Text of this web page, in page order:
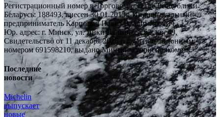
Регистрационный номер в Торговом реестре Республики
Беларусь: 188493, внесен 30.01.2015г. Индивидуальный
предприниматель Карпович Павел Владимирович.
Юр. адрес: г. Минск, ул. Янки Лучины, д.52, кв. 49,
Свидетельство от 11 декабря 2025 г. с регистрационным
номером 691598210, выдано Минским горисполкомом.
Последние
новости
Michelin
выпускает
новые